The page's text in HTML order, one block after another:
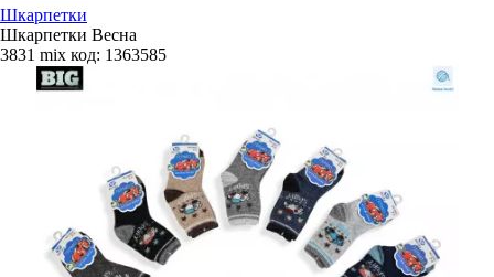
Шкарпетки
Шкарпетки Весна
3831 mix код: 1363585